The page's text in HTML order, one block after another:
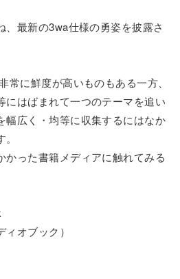
、最新の3wa仕様の勇姿を披露さ
常に鮮度が高いものもある一方、
にはばまれて一つのテーマを追い
幅広く・均等に収集するにはなか
かった書籍メディアに触れてみる
オブック）